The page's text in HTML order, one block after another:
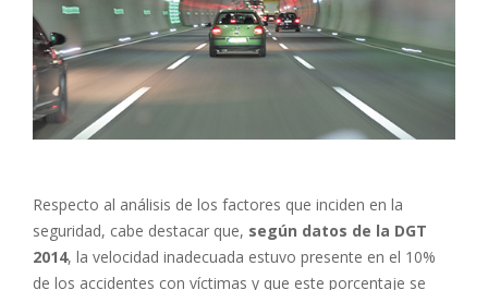
Respecto al análisis de los factores que inciden en la
seguridad, cabe destacar que, según datos de la DGT
2014, la velocidad inadecuada estuvo presente en el 10%
de los accidentes con víctimas y que este porcentaje se